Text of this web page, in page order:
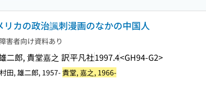
カの政治諷刺漫画のなかの中国人
障害者向け資料あり
二郎, 貴堂嘉之 訳平凡社1997.4<GH94-G2>
田, 雄二郎, 1957-貴堂, 嘉之, 1966-